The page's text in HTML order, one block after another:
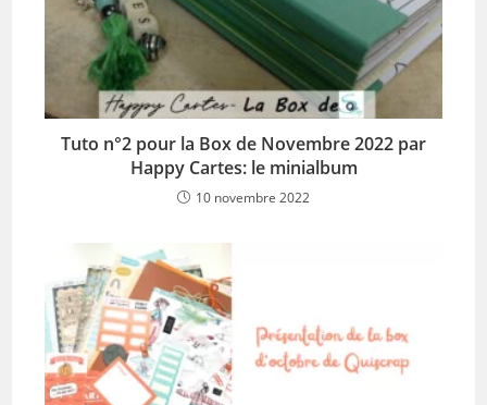
Tuto n°2 pour la Box de Novembre 2022 par
Happy Cartes: le minialbum
10 novembre 2022